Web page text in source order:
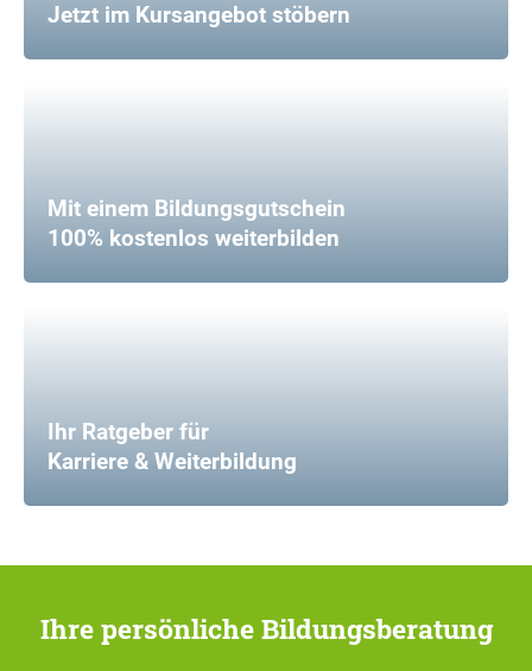
Jetzt im Kursangebot stöbern
Mit einem Bildungsgutschein
100% kostenlos weiterbilden
Ihr Ratgeber für
Karriere & Weiterbildung
Ihre persönliche Bildungsberatung